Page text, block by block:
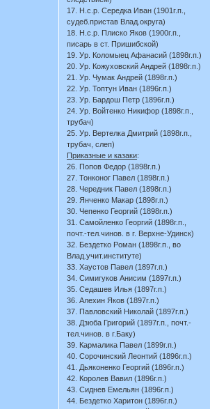
17. Н.с.р. Середка Иван (1901г.п.,
судеб.пристав Влад.округа)
18. Н.с.р. Плиско Яков (1900г.п.,
писарь в ст. Пришибской)
19. Ур. Коломыец Афанасий (1898г.п.)
20. Ур. Кожуховский Андрей (1898г.п.)
21. Ур. Чумак Андрей (1898г.п.)
22. Ур. Топтун Иван (1896г.п.)
23. Ур. Бардош Петр (1896г.п.)
24. Ур. Войтенко Никифор (1898г.п.,
трубач)
25. Ур. Вертелка Дмитрий (1898г.п.,
трубач, слеп)
Приказные и казаки:
26. Попов Федор (1898г.п.)
27. Тонконог Павел (1898г.п.)
28. Чередник Павел (1898г.п.)
29. Янченко Макар (1898г.п.)
30. Чепенко Георгий (1898г.п.)
31. Самойленко Георгий (1898г.п.,
почт.-тел.чинов. в г. Верхне-Удинск)
32. Бездетко Роман (1898г.п., во
Влад.учит.институте)
33. Хаустов Павел (1897г.п.)
34. Симигуков Анисим (1897г.п.)
35. Седашев Илья (1897г.п.)
36. Алехин Яков (1897г.п.)
37. Павловский Николай (1897г.п.)
38. Дзюба Григорий (1897г.п., почт.-
тел.чинов. в г.Баку)
39. Кармалика Павел (1899г.п.)
40. Сорочинский Леонтий (1896г.п.)
41. Дьяконенко Георгий (1896г.п.)
42. Королев Вавил (1896г.п.)
43. Сиднев Емельян (1896г.п.)
44. Бездетко Харитон (1896г.п.)